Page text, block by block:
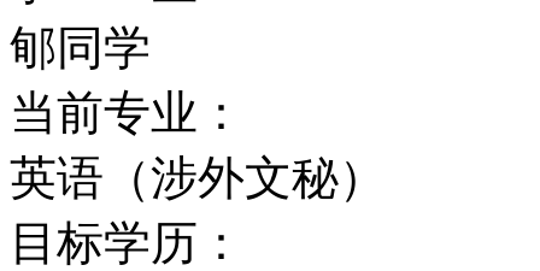
的研究经费1千6百25万
首个NASA（国家航空
研究中心所在地，也是
一。
郇同学
当前专业：
英语（涉外文秘）
目标学历：